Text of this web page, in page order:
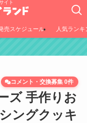
イト
売スケジュール 人気ランキ
ズ 手作りお
ングクッキ
コメント・交換募集 0件